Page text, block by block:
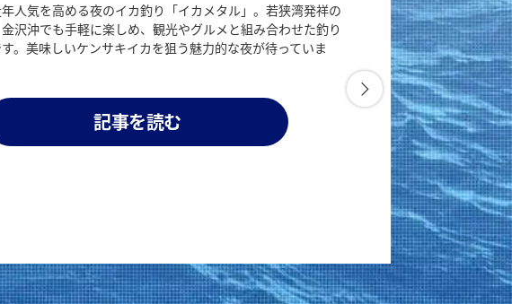
人気を高める夜のイカ釣り「イカメタル」。若狭湾発祥の
沢沖でも手軽に楽しめ、観光やグルメと組み合わせた釣り
。美味しいケンサキイカを狙う魅力的な夜が待っていま
記事を読む